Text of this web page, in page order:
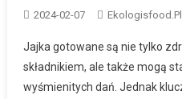
2024-02-07 Ekologisfood.pl
Jajka gotowane są nie tylko
składnikiem, ale także mogą
wyśmienitych dań. Jednak